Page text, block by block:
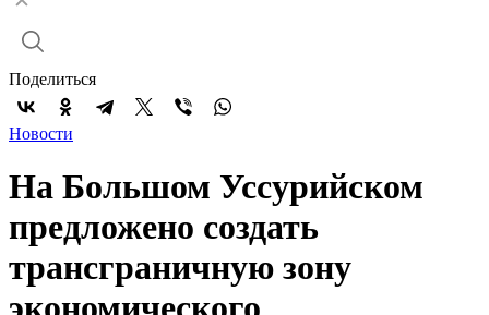
Поделиться
Новости
На Большом Уссурийском
предложено создать
трансграничную зону